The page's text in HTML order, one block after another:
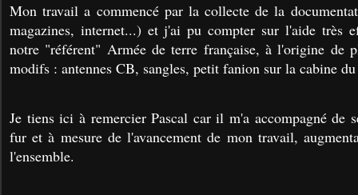
Mon travail a commencé par la collecte de la
magazines, internet...) et j'ai pu compter sur l'aide très
notre "référent" Armée de terre française, à l'origine de
modifs : antennes CB, sangles, petit fanion sur la cabine
Je tiens ici à remercier Pascal car il m'a accompagné de
fur et à mesure de l'avancement de mon travail,
l'ensemble.